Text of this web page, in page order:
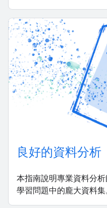
良好的資料分析
本指南說明專業資料分
學習問題中的龐大資料集